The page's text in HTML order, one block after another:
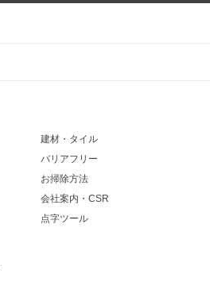
建材・タイル
バリアフリー
お掃除方法
会社案内・CSR
点字ツール